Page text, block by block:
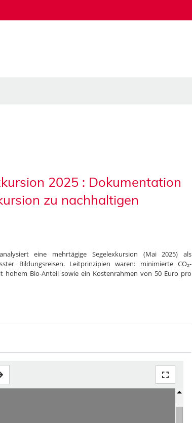
2025 : Dokumentation
zu nachhaltigen
eine mehrtägige Segelexkursion (Mai 2025) als
Bildungsreisen. Leitprinzipien waren: minimierte CO₂-
hohem Bio-Anteil sowie ein Kostenrahmen von 50 Euro pro